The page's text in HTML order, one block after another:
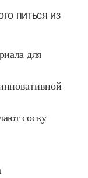
питься из
для
соску